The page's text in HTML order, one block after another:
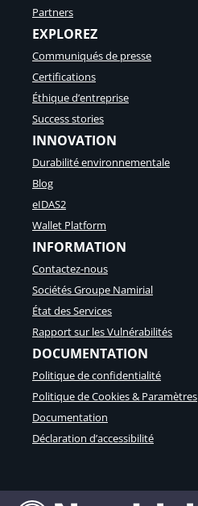
Partners
EXPLOREZ
Communiqués de presse
Certifications
Éthique d’entreprise
Success stories
INNOVATION
Durabilité environnementale
Blog
eIDAS2
Wallet Platform
INFORMATION
Contactez-nous
Sociétés Groupe Namirial
État des Services
Rapport sur les Vulnérabilités
DOCUMENTATION
Politique de confidentialité
Politique de Cookies & Paramètres
Documentation
Déclaration d’accessibilité